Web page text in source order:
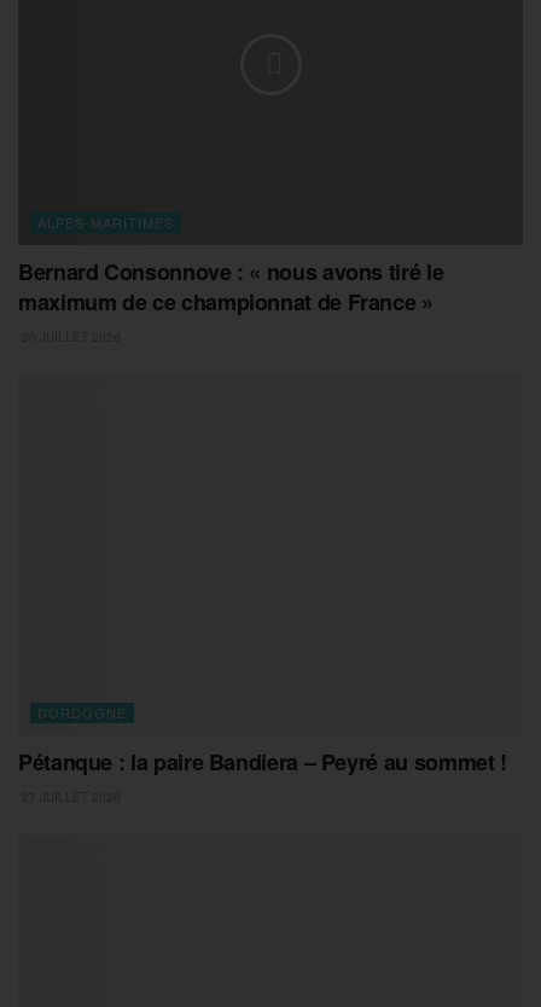
ALPES-MARITIMES
Bernard Consonnove : « nous avons tiré le
maximum de ce championnat de France »
DORDOGNE
Pétanque : la paire Bandiera – Peyré au sommet !